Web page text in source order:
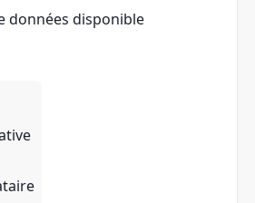
données disponible